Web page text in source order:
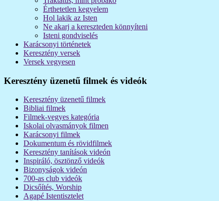
Érthetetlen kegyelem
Hol lakik az Isten
Ne akarj a kereszteden könnyíteni
Isteni gondviselés
Karácsonyi történetek
Keresztény versek
Versek vegyesen
Keresztény üzenetű filmek és videók
Keresztény üzenetű filmek
Bibliai filmek
Filmek-vegyes kategória
Iskolai olvasmányok filmen
Karácsonyi filmek
Dokumentum és rövidfilmek
Keresztény tanítások videón
Inspiráló, ösztönző videók
Bizonyságok videón
700-as club videók
Dicsőítés, Worship
Agapé Istentisztelet